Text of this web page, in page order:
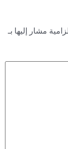
مشار إليها بـ